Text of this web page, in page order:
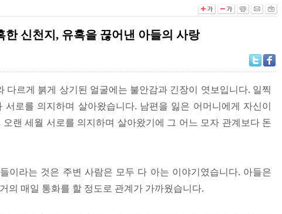
한 신천지, 유혹을 끊어낸 아들의 사랑
다르게 붉게 상기된 얼굴에는 불안감과 긴장이 엿보입니다. 일찍
로를 의지하며 살아왔습니다. 남편을 잃은 어머니에게 자신이
랜 세월 서로를 의지하며 살아왔기에 그 어느 모자 관계보다 돈
이라는 것은 주변 사람은 모두 다 아는 이야기였습니다. 아들은
의 매일 통화를 할 정도로 관계가 가까웠습니다.